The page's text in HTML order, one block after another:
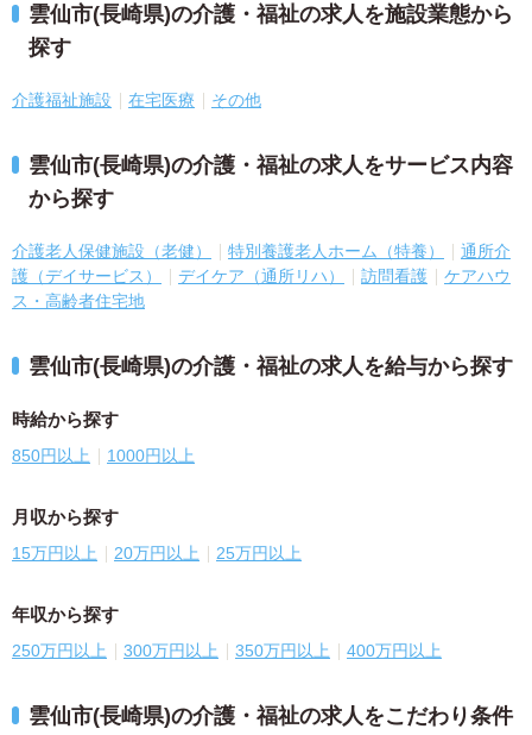
雲仙市(長崎県)の介護・福祉の求人を施設業態から
探す
介護福祉施設 在宅医療 その他
雲仙市(長崎県)の介護・福祉の求人をサービス内容
から探す
介護老人保健施設（老健） 特別養護老人ホーム（特養）
通所介
護（デイサービス）
デイケア（通所リハ） 訪問看護
ケアハウ
ス・高齢者住宅地
雲仙市(長崎県)の介護・福祉の求人を給与から探す
時給から探す
850円以上 1000円以上
月収から探す
15万円以上 20万円以上 25万円以上
年収から探す
250万円以上 300万円以上 350万円以上 400万円以上
雲仙市(長崎県)の介護・福祉の求人をこだわり条件